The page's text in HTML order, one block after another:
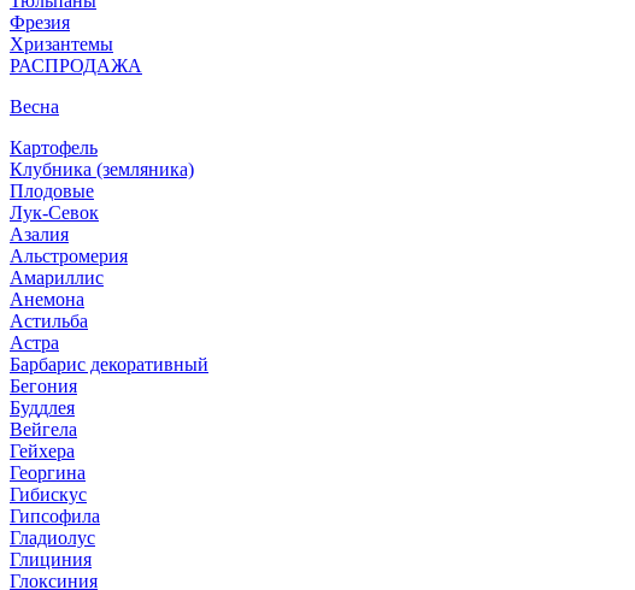
Фрезия
Хризантемы
РАСПРОДАЖА
Весна
Картофель
Клубника (земляника)
Плодовые
Лук-Севок
Азалия
Альстромерия
Амариллис
Анемона
Астильба
Астра
Барбарис декоративный
Бегония
Буддлея
Вейгела
Гейхера
Георгина
Гибискус
Гипсофила
Гладиолус
Глициния
Глоксиния